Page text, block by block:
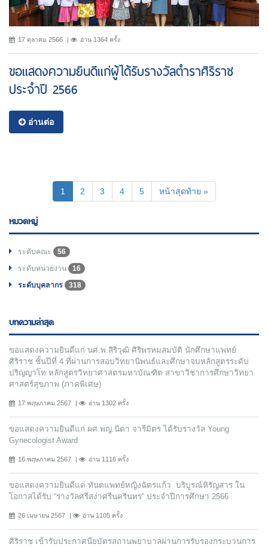
17 ตุลาคม 2566 อ่าน 1364 ครั้ง
ขอแสดงความยินดีแก่ผู้ได้รับรางวัลตำราศิริราช
ประจำปี 2566
อ่านต่อ
1 (current)
2 3 4 5 หน้าสุดท้าย »
หมวดหมู่
ระดับคณะ
56
ระดับหน่วยงาน
16
ระดับบุคลากร
318
บทความล่าสุด
ขอแสดงความยินดีแก่ นศ.พ.สิริวุฒิ ศิริพรหมสมบัติ นักศึกษาแพทย์
ศิริราช ชั้นปีที่ 4 ที่ผ่านการสอบวิทยานิพนธ์และศึกษาจบหลักสูตรระดับ
ปริญญาโท หลักสูตรวิทยาศาสตรมหาบัณฑิต สาขาวิชาการศึกษาวิทยา
ศาสตร์สุขภาพ (ภาคพิเศษ)
17 พฤษภาคม 2567 อ่าน 1302 ครั้ง
ขอแสดงความยินดีแก่ ผศ.พญ.นิดา จารีมิตร ได้รับรางวัล Young
Gynecologist Award
16 พฤษภาคม 2567 อ่าน 1116 ครั้ง
ขอแสดงความยินดีแด่ ทันตแพทย์หญิงฉัตรแก้ว บริบูรณ์หิรัญสาร ใน
โอกาสได้รับ “รางวัลศรีสง่าศรีนครินทร” ประจำปีการศึกษา 2566
26 เมษายน 2567 อ่าน 1105 ครั้ง
ศิริราช เข้ารับประกาศนียบัตรสถานพยาบาลผ่านการรับรองกระบวนการ